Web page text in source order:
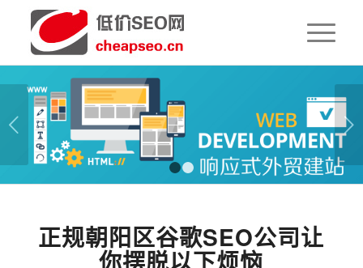
下一页
1 2
正规朝阳区谷歌SEO公司让
你摆脱以下烦恼